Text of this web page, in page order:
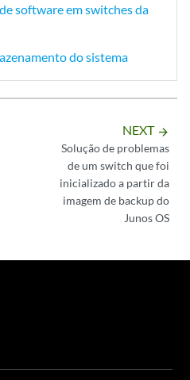
software em switches da
do sistema
NEXT arrow_forward
Solução de problemas
de um switch que foi
inicializado a partir da
imagem de backup do
Junos OS